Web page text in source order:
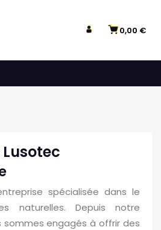
0,00 €
spécialisée dans le
naturelles. Depuis notre
sommes engagés à offrir des